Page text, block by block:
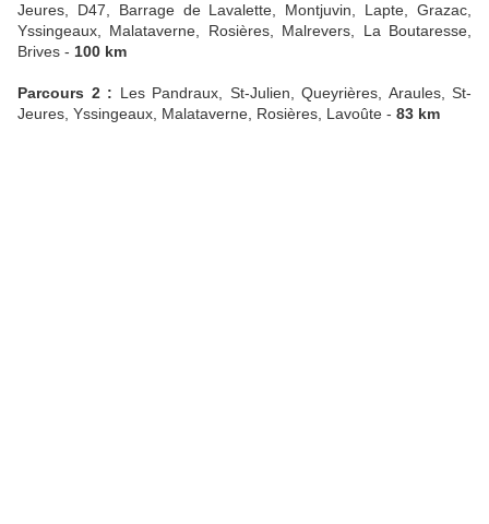
Jeures, D47, Barrage de Lavalette, Montjuvin, Lapte, Grazac,
Yssingeaux, Malataverne, Rosières, Malrevers, La Boutaresse,
Brives - 100 km
Parcours 2 : Les Pandraux, St-Julien, Queyrières, Araules, St-
Jeures, Yssingeaux, Malataverne, Rosières, Lavoûte - 83 km